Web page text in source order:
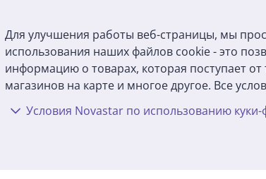
Для улучшения работы веб-страницы, мы
использования наших файлов cookie - это
информацию о товарах, которая поступает
магазинов на карте и многое другое. Все
Условия Novastar по использованию